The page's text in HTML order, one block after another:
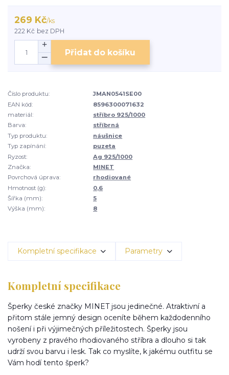
269 Kč/ks
222 Kč bez DPH
Přidat do košíku
Číslo produktu:
JMAN0541SE00
EAN kód:
8596300071632
materiál:
stříbro 925/1000
Barva:
stříbrná
Typ produktu:
náušnice
Typ zapínání:
puzeta
Ryzost:
Ag 925/1000
Značka:
MINET
Povrchová úprava:
rhodiované
Hmotnost (g):
0,6
Šířka (mm):
5
Výška (mm):
8
Kompletní specifikace Parametry
Kompletní specifikace
Šperky české značky MINET jsou jedinečné. Atraktivní a
přitom stále jemný design oceníte během každodenního
nošení i při výjimečných příležitostech. Šperky jsou
vyrobeny z pravého rhodiovaného stříbra a dlouho si tak
udrží svou barvu i lesk. Tak co myslíte, k jakému outfitu se
Vám hodí tento šperk?